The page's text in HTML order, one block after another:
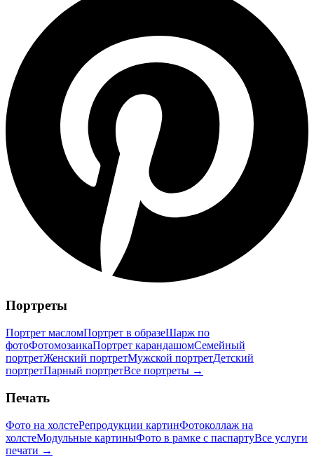
Портреты
Портрет масломПортрет в образеШарж по
фотоФотомозаикаПортрет карандашомСемейный
портретЖенский портретМужской портретДетский
портретПарный портретВсе портреты →
Печать
Фото на холстеРепродукции картинФотоколлаж на
холстеМодульные картиныФото в рамке с паспартуВсе услуги
печати →